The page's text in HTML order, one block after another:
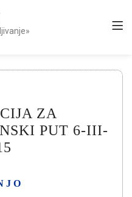
ZA
PUT 6-III-